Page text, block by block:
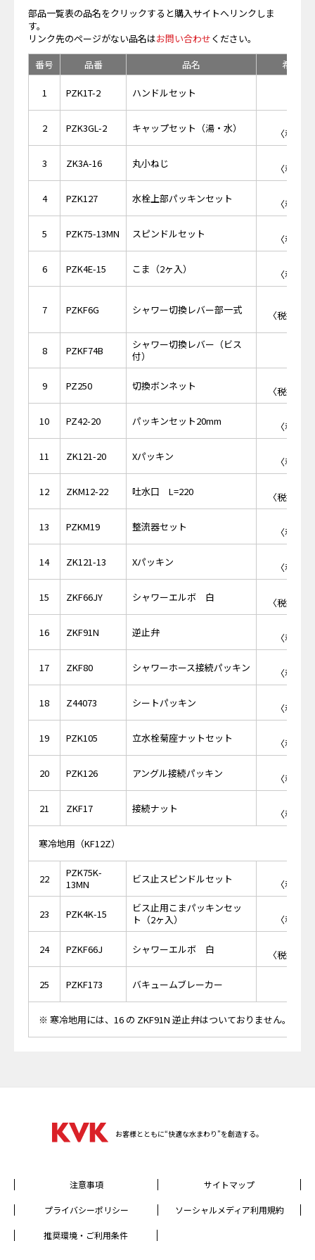
部品一覧表の品名をクリックすると購入サイトへリンクしま
す。
リンク先のページがない品名はお問い合わせください。
番号
品番 品名 希望小
1 PZK1T-2 ハンドルセット
2 PZK3GL-2 キャップセット（湯・水）
〈税抜
3 ZK3A-16 丸小ねじ
〈税抜
4 PZK127 水栓上部パッキンセット
〈税抜
5 PZK75-13MN スピンドルセット
〈税抜
6 PZK4E-15 こま（2ヶ入）
〈税抜
7 PZKF6G シャワー切換レバー部一式
〈税抜価
8 PZKF74B
シャワー切換レバー（ビス
付）
9 PZ250 切換ボンネット
〈税抜価
10 PZ42-20 パッキンセット20mm
〈税抜
11 ZK121-20 Xパッキン
〈税抜
12 ZKM12-22 吐水口 L=220
〈税抜価
13 PZKM19 整流器セット
〈税抜
14 ZK121-13 Xパッキン
〈税抜
15 ZKF66JY シャワーエルボ 白
〈税抜価
16 ZKF91N 逆止弁
〈税抜
17 ZKF80 シャワーホース接続パッキン
〈税抜
18 Z44073 シートパッキン
〈税抜
19 PZK105 立水栓菊座ナットセット
〈税抜
20 PZK126 アングル接続パッキン
〈税抜
21 ZKF17 接続ナット
〈税抜
寒冷地用（KF12Z）
22
PZK75K-
13MN
ビス止スピンドルセット
〈税抜
23 PZK4K-15
ビス止用こまパッキンセッ
ト（2ヶ入）
〈税抜
24 PZKF66J シャワーエルボ 白
〈税抜価
25 PZKF173 バキュームブレーカー
※ 寒冷地用には、16 の ZKF91N 逆止弁はついておりません。
お客様とともに“快適な水まわり”を創造する。
注意事項 サイトマップ
プライバシーポリシー ソーシャルメディア利用規約
推奨環境・ご利用条件